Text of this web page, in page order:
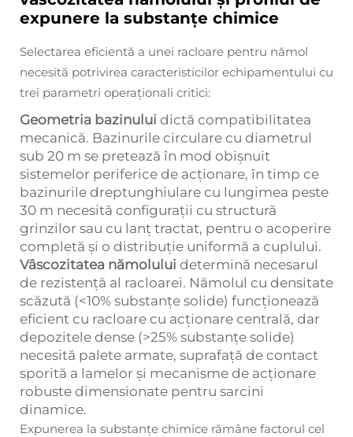
expunere la substanțe chimice
Selectarea eficientă a unei racloare pentru nămol
necesită potrivirea caracteristicilor echipamentului cu
trei parametri operaționali critici:
Geometria bazinului dictă compatibilitatea
mecanică. Bazinurile circulare cu diametrul
sub 20 m se pretează în mod obișnuit
sistemelor periferice de acționare, în timp ce
bazinurile dreptunghiulare cu lungimea peste
30 m necesită configurații cu structură
grinzilor sau cu lanț tractat, pentru o acoperire
completă și o distribuție uniformă a cuplului.
Vâscozitatea nămolului determină necesarul
de rezistență al racloarei. Nămolul cu densitate
scăzută (<10% substanțe solide) funcționează
eficient cu racloare cu acționare centrală, dar
depozitele dense (>25% substanțe solide)
necesită palete armate, suprafață de contact
sporită a lamelor și mecanisme de acționare
robuste dimensionate pentru sarcini
dinamice.
Expunerea la substanțe chimice rămâne factorul cel